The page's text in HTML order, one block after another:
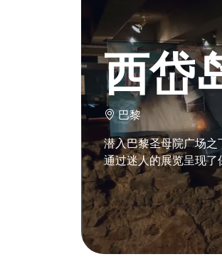
西岱
巴黎
潜入巴黎圣母院广场
通过迷人的展览呈现